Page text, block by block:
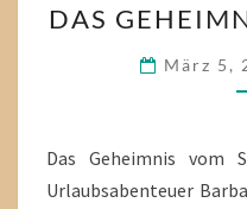
DAS
März 5,
Das Geheimnis vom
Urlaubsabenteuer